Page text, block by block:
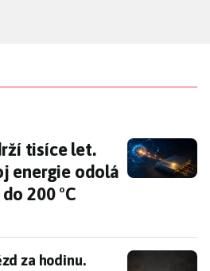
tisíce let.
tisíce let.
energie odolá
200 °C
za hodinu. Nejlepší místa k
za hodinu.